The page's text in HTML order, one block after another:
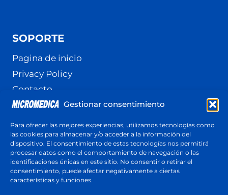
Gestionar consentimiento
Para ofrecer las mejores experiencias, utilizamos tecnologías como
las cookies para almacenar y/o acceder a la información del
dispositivo. El consentimiento de estas tecnologías nos permitirá
procesar datos como el comportamiento de navegación o las
identificaciones únicas en este sitio. No consentir o retirar el
consentimiento, puede afectar negativamente a ciertas
características y funciones.
SOPORTE
Pagina de inicio
Privacy Policy
Contacto
Terminos y Condiciones
Cotización
Respuesta en menos de 24 horas